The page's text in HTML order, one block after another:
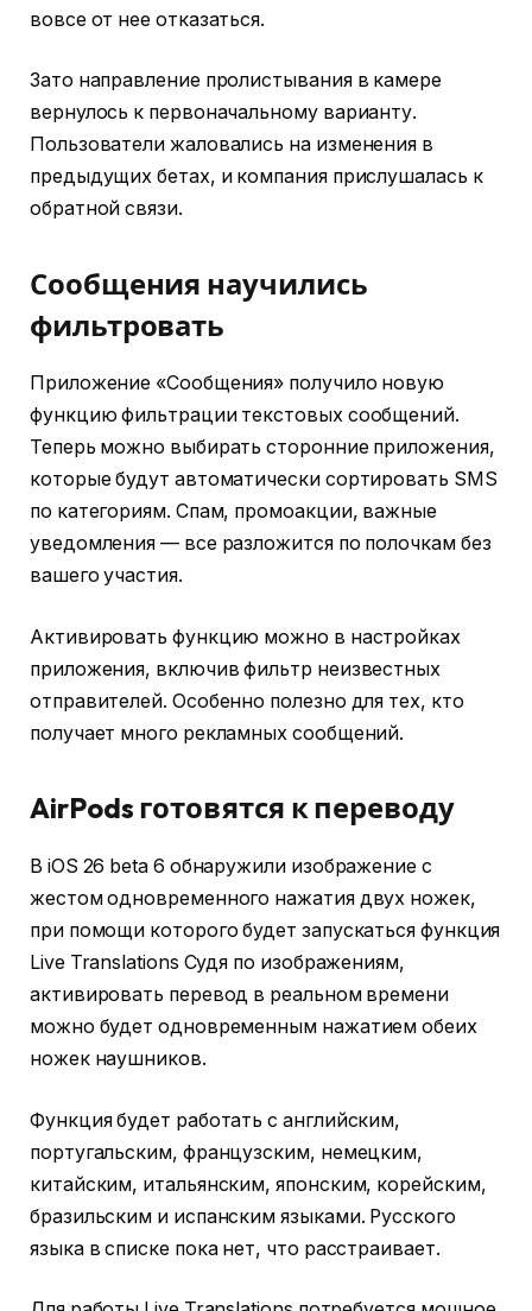
вовсе от нее отказаться.
Зато направление пролистывания в камере
вернулось к первоначальному варианту.
Пользователи жаловались на изменения в
предыдущих бетах, и компания прислушалась к
обратной связи.
Сообщения научились
фильтровать
Приложение «Сообщения» получило новую
функцию фильтрации текстовых сообщений.
Теперь можно выбирать сторонние приложения,
которые будут автоматически сортировать SMS
по категориям. Спам, промоакции, важные
уведомления — все разложится по полочкам без
вашего участия.
Активировать функцию можно в настройках
приложения, включив фильтр неизвестных
отправителей. Особенно полезно для тех, кто
получает много рекламных сообщений.
AirPods готовятся к переводу
В iOS 26 beta 6 обнаружили изображение с
жестом одновременного нажатия двух ножек,
при помощи которого будет запускаться функция
Live Translations Судя по изображениям,
активировать перевод в реальном времени
можно будет одновременным нажатием обеих
ножек наушников.
Функция будет работать с английским,
португальским, французским, немецким,
китайским, итальянским, японским, корейским,
бразильским и испанским языками. Русского
языка в списке пока нет, что расстраивает.